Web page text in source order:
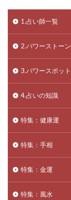
1.占い師一覧
2.パワーストーン
3.パワースポット
4.占いの知識
特集：健康運
特集：手相
特集：金運
特集：風水